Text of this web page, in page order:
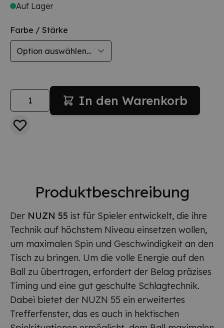
Auf Lager
Farbe / Stärke
Menge In den Warenkorb
Produktbeschreibung
Der NUZN 55 ist für Spieler entwickelt, die ihre
Technik auf höchstem Niveau einsetzen wollen,
um maximalen Spin und Geschwindigkeit an den
Tisch zu bringen. Um die volle Energie auf den
Ball zu übertragen, erfordert der Belag präzises
Timing und eine gut geschulte Schlagtechnik.
Dabei bietet der NUZN 55 ein erweitertes
Trefferfenster, das es auch in hektischen